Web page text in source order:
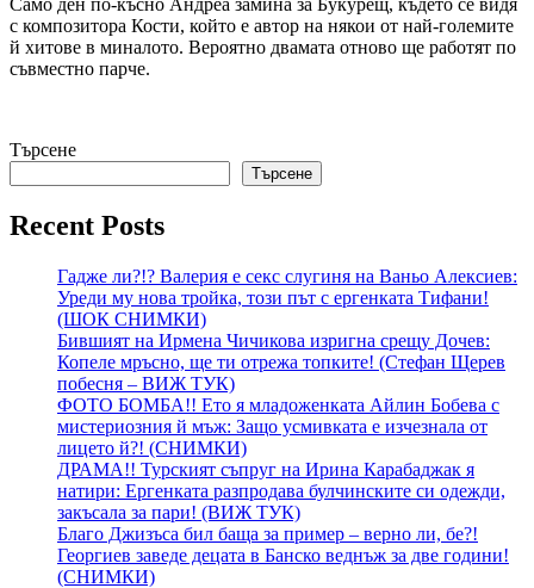
с композитора Кости, който е автор на някои от най-големите
й хитове в миналото. Вероятно двамата отново ще работят по
съвместно парче.
Търсене
Търсене
Recent Posts
Гадже ли?!? Валерия е секс слугиня на Ваньо Алексиев:
Уреди му нова тройка, този път с ергенката Тифани!
(ШОК СНИМКИ)
Бившият на Ирмена Чичикова изригна срещу Дочев:
Копеле мръсно, ще ти отрежа топките! (Стефан Щерев
побесня – ВИЖ ТУК)
ФОТО БОМБА!! Ето я младоженката Айлин Бобева с
мистериозния й мъж: Защо усмивката е изчезнала от
лицето й?! (СНИМКИ)
ДРАМА!! Турският съпруг на Ирина Карабаджак я
натири: Ергенката разпродава булчинските си одежди,
закъсала за пари! (ВИЖ ТУК)
Благо Джизъса бил баща за пример – верно ли, бе?!
Георгиев заведе децата в Банско веднъж за две години!
(СНИМКИ)